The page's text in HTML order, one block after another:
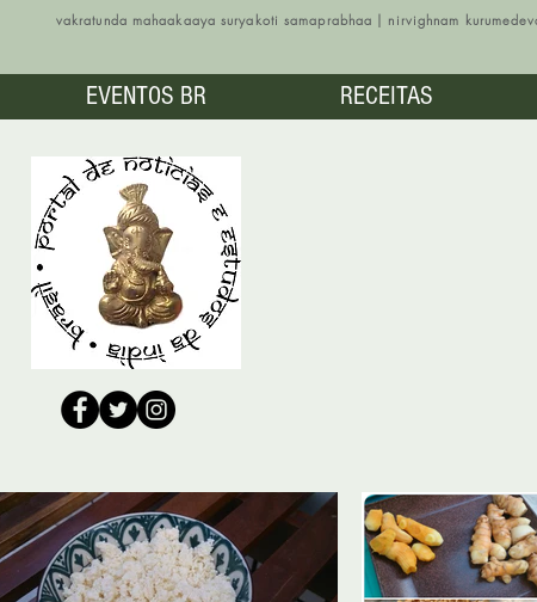
vakratunda mahaakaaya suryakoti samaprabhaa | nirvighnam
EVENTOS BR RECEITAS